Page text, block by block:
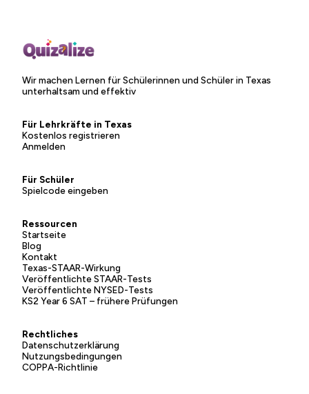
Wir machen Lernen für Schülerinnen und Schüler in Texas
unterhaltsam und effektiv
Für Lehrkräfte in Texas
Kostenlos registrieren
Anmelden
Für Schüler
Spielcode eingeben
Ressourcen
Startseite
Blog
Kontakt
Texas-STAAR-Wirkung
Veröffentlichte STAAR-Tests
Veröffentlichte NYSED-Tests
KS2 Year 6 SAT – frühere Prüfungen
Rechtliches
Datenschutzerklärung
Nutzungsbedingungen
COPPA-Richtlinie